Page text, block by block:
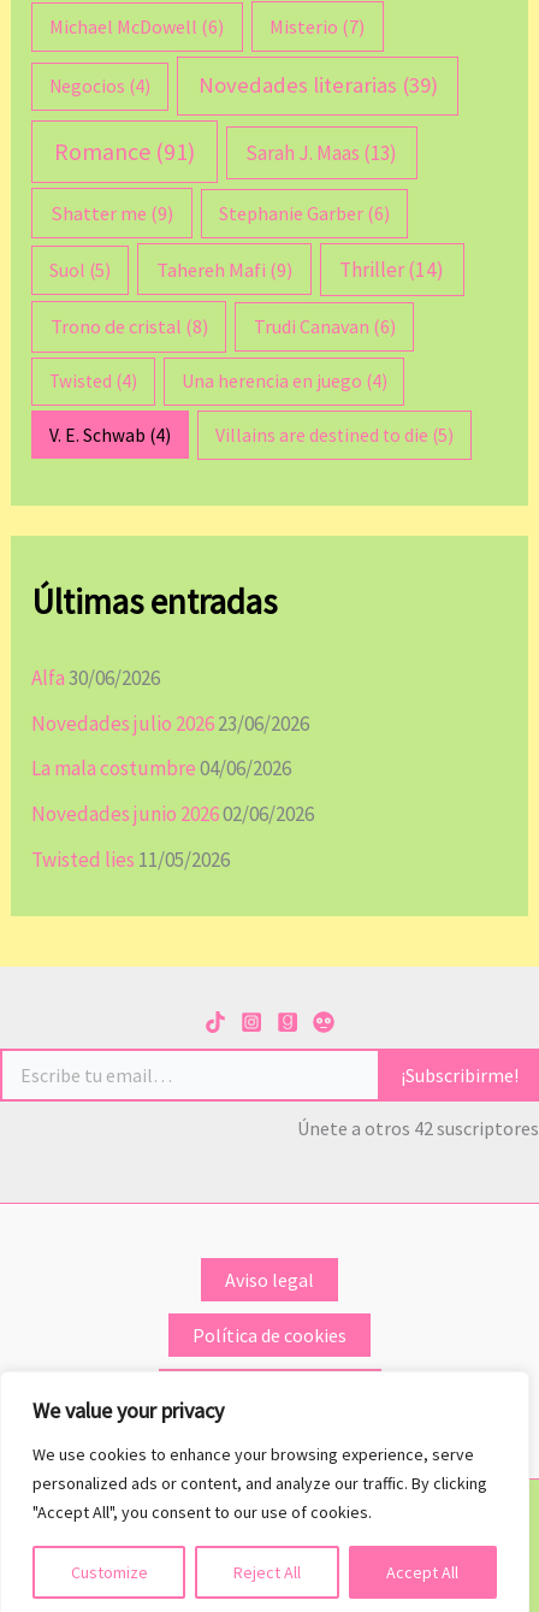
We value your privacy
We use cookies to enhance your browsing experience, serve
personalized ads or content, and analyze our traffic. By clicking
"Accept All", you consent to our use of cookies.
Customize Reject All Accept All
Michael McDowell (6) Misterio (7)
Negocios (4) Novedades literarias (39)
Romance (91) Sarah J. Maas (13)
Shatter me (9) Stephanie Garber (6)
Suol (5) Tahereh Mafi (9) Thriller(14)
Trono de cristal (8) Trudi Canavan (6)
Twisted (4) Una herencia en juego (4)
V. E. Schwab (4) Villains are destined to die (5)
Últimas entradas
Alfa30/06/2026
Novedades julio 202623/06/2026
La mala costumbre04/06/2026
Novedades junio 202602/06/2026
Twisted lies 11/05/2026
Escribe tu email…
¡Subscribirme!
Únete a otros 42 suscriptores
Aviso legal
Política de cookies
Copyright © 2026 La biblioteca de Curuxita
Suscribirse